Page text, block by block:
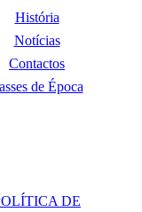
História
Notícias
Contactos
de Época
DE